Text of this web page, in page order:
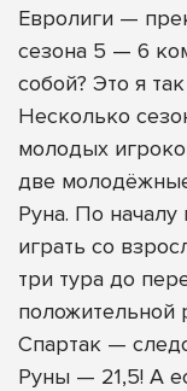
Евролиги —
сезона 5 — 6
собой? Это я
Несколько
молодых
две
Руна. По началу
играть со
три тура до
положительной
Спартак —
Руны — 21,5! А